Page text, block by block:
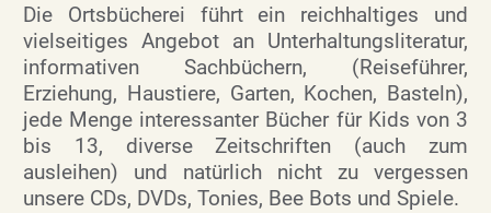
Die Ortsbücherei führt ein reichhaltiges und
vielseitiges Angebot an Unterhaltungsliteratur,
informativen Sachbüchern, (Reiseführer,
Erziehung, Haustiere, Garten, Kochen, Basteln),
jede Menge interessanter Bücher für Kids von 3
bis 13, diverse Zeitschriften (auch zum
ausleihen) und natürlich nicht zu vergessen
unsere CDs, DVDs, Tonies, Bee Bots und Spiele.